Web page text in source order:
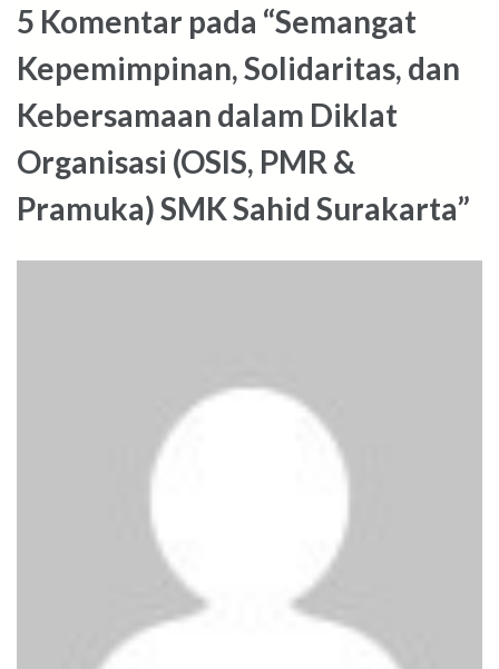
5 Komentar pada “Semangat
Kepemimpinan, Solidaritas, dan
Kebersamaan dalam Diklat
Organisasi (OSIS, PMR &
Pramuka) SMK Sahid Surakarta”